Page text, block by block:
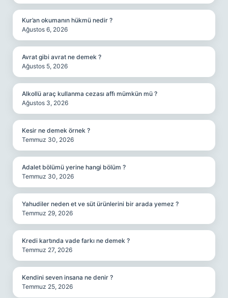
Kur’an okumanın hükmü nedir ?
Ağustos 6, 2026
Avrat gibi avrat ne demek ?
Ağustos 5, 2026
Alkollü araç kullanma cezası affı mümkün mü ?
Ağustos 3, 2026
Kesir ne demek örnek ?
Temmuz 30, 2026
Adalet bölümü yerine hangi bölüm ?
Temmuz 30, 2026
Yahudiler neden et ve süt ürünlerini bir arada yemez ?
Temmuz 29, 2026
Kredi kartında vade farkı ne demek ?
Temmuz 27, 2026
Kendini seven insana ne denir ?
Temmuz 25, 2026